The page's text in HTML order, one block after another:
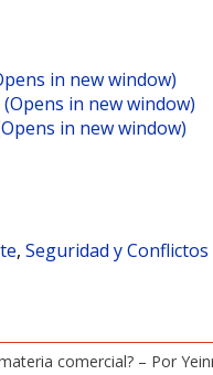
in new window)
in new window)
in new window)
, Seguridad y Conflictos
comercial? – Por